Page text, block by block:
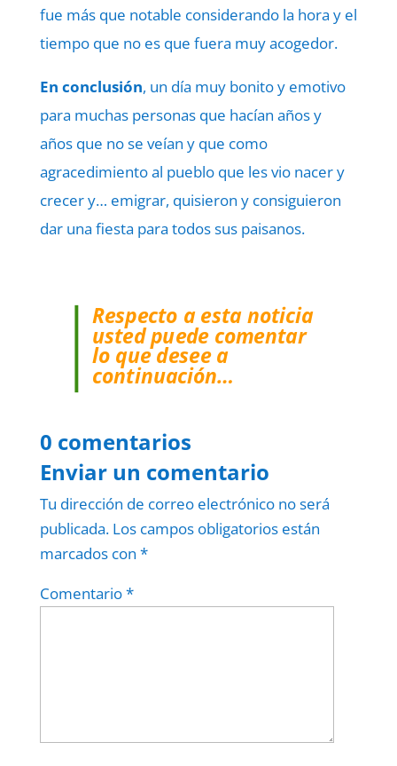
fue más que notable considerando la hora y el
tiempo que no es que fuera muy acogedor.
En conclusión, un día muy bonito y emotivo
para muchas personas que hacían años y
años que no se veían y que como
agracedimiento al pueblo que les vio nacer y
crecer y… emigrar, quisieron y consiguieron
dar una fiesta para todos sus paisanos.
Respecto a esta noticia
usted puede comentar
lo que desee a
continuación…
0 comentarios
Enviar un comentario
Tu dirección de correo electrónico no será
publicada. Los campos obligatorios están
marcados con *
Comentario*